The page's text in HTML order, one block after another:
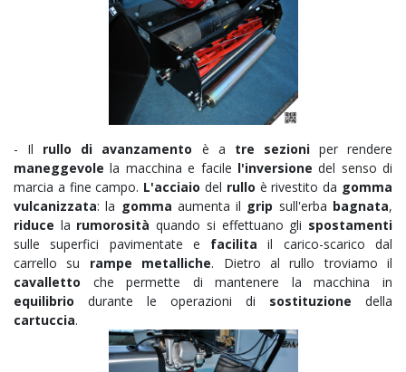
- Il rullo di avanzamento è a tre sezioniper rendere
maneggevolela macchina e facile l'inversione del senso di
marcia a fine campo. L'acciaiodel rullo è rivestito da gomma
vulcanizzata: la gomma aumenta il grip sull'erba bagnata,
riduce la rumorositàquando si effettuano gli spostamenti
sulle superfici pavimentate e facilitail carico-scarico dal
carrello su rampe metalliche. Dietro al rullo troviamo il
cavalletto che permette di mantenere la macchina in
equilibrio durante le operazioni di sostituzione della
cartuccia.